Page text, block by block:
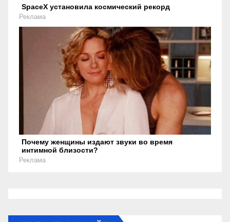
SpaceX установила космический рекорд
Реклама
Почему женщины издают звуки во время
интимной близости?
Реклама